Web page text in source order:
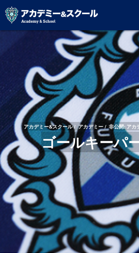
アカデミー&スクール アカデミー 非公開: アカ
ゴールキーパ